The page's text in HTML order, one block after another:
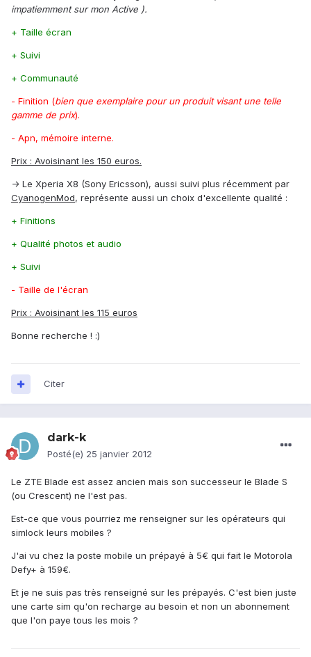
impatiemment sur mon Active ).
+ Taille écran
+ Suivi
+ Communauté
- Finition (bien que exemplaire pour un produit visant une telle
gamme de prix).
- Apn, mémoire interne.
Prix : Avoisinant les 150 euros.
-> Le Xperia X8 (Sony Ericsson), aussi suivi plus récemment par
CyanogenMod, représente aussi un choix d'excellente qualité :
+ Finitions
+ Qualité photos et audio
+ Suivi
- Taille de l'écran
Prix : Avoisinant les 115 euros
Bonne recherche ! :)
Citer
dark-k
Posté(e) 25 janvier 2012
Le ZTE Blade est assez ancien mais son successeur le Blade S
(ou Crescent) ne l'est pas.
Est-ce que vous pourriez me renseigner sur les opérateurs qui
simlock leurs mobiles ?
J'ai vu chez la poste mobile un prépayé à 5€ qui fait le Motorola
Defy+ à 159€.
Et je ne suis pas très renseigné sur les prépayés. C'est bien juste
une carte sim qu'on recharge au besoin et non un abonnement
que l'on paye tous les mois ?